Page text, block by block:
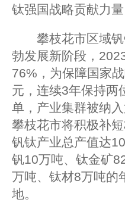
钛强国战略贡献力量
攀枝花市区域钒
勃发展新阶段，
76%，为保障国家
元，连续3年保持两
单，产业集群被纳
攀枝花市将积极补
钒钛产业总产值达
钒10万吨、钛金矿
万吨、钛材8万吨的
地。